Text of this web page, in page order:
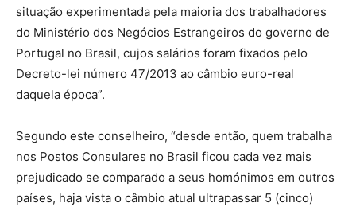
situação experimentada pela maioria dos trabalhadores
do Ministério dos Negócios Estrangeiros do governo de
Portugal no Brasil, cujos salários foram fixados pelo
Decreto-lei número 47/2013 ao câmbio euro-real
daquela época”.
Segundo este conselheiro, “desde então, quem trabalha
nos Postos Consulares no Brasil ficou cada vez mais
prejudicado se comparado a seus homónimos em outros
países, haja vista o câmbio atual ultrapassar 5 (cinco)